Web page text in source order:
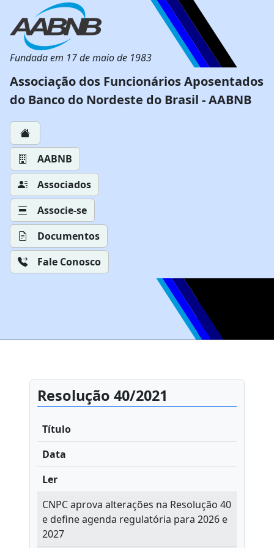
Fundada em 17 de maio de 1983
Associação dos Funcionários Aposentados
do Banco do Nordeste do Brasil - AABNB
AABNB
Associados
Associe-se
Documentos
Fale Conosco
Resolução 40/2021
Título
Data
Ler
CNPC aprova alterações na Resolução 40
e define agenda regulatória para 2026 e
2027